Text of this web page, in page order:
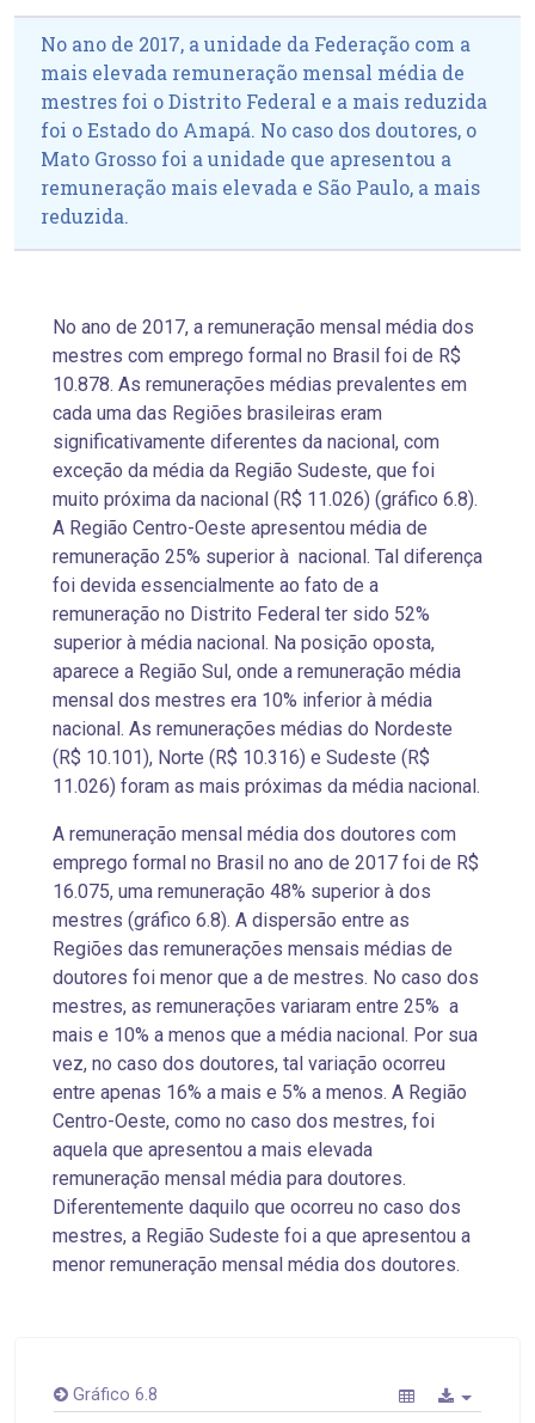
No ano de 2017, a unidade da Federação com a
mais elevada remuneração mensal média de
mestres foi o Distrito Federal e a mais reduzida
foi o Estado do Amapá. No caso dos doutores, o
Mato Grosso foi a unidade que apresentou a
remuneração mais elevada e São Paulo, a mais
reduzida.
No ano de 2017, a remuneração mensal média dos
mestres com emprego formal no Brasil foi de R$
10.878. As remunerações médias prevalentes em
cada uma das Regiões brasileiras eram
significativamente diferentes da nacional, com
exceção da média da Região Sudeste, que foi
muito próxima da nacional (R$ 11.026) (gráfico 6.8).
A Região Centro-Oeste apresentou média de
remuneração 25% superior à nacional. Tal diferença
foi devida essencialmente ao fato de a
remuneração no Distrito Federal ter sido 52%
superior à média nacional. Na posição oposta,
aparece a Região Sul, onde a remuneração média
mensal dos mestres era 10% inferior à média
nacional. As remunerações médias do Nordeste
(R$ 10.101), Norte (R$ 10.316) e Sudeste (R$
11.026) foram as mais próximas da média nacional.
A remuneração mensal média dos doutores com
emprego formal no Brasil no ano de 2017 foi de R$
16.075, uma remuneração 48% superior à dos
mestres (gráfico 6.8). A dispersão entre as
Regiões das remunerações mensais médias de
doutores foi menor que a de mestres. No caso dos
mestres, as remunerações variaram entre 25% a
mais e 10% a menos que a média nacional. Por sua
vez, no caso dos doutores, tal variação ocorreu
entre apenas 16% a mais e 5% a menos. A Região
Centro-Oeste, como no caso dos mestres, foi
aquela que apresentou a mais elevada
remuneração mensal média para doutores.
Diferentemente daquilo que ocorreu no caso dos
mestres, a Região Sudeste foi a que apresentou a
menor remuneração mensal média dos doutores.
Gráfico 6.8